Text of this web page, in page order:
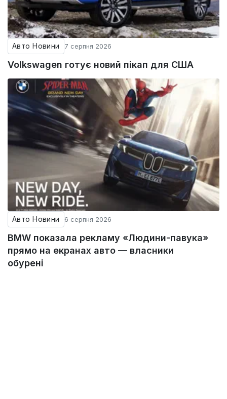
Авто Новини 7 серпня 2026
Volkswagen готує новий пікап для США
Авто Новини 6 серпня 2026
BMW показала рекламу «Людини-павука»
прямо на екранах авто — власники
обурені